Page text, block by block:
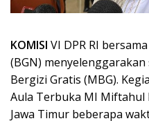
KOMISI VI DPR RI
(BGN)
Bergizi Gratis (MBG).
Aula Terbuka MI Miftahul
Jawa Timur beberapa